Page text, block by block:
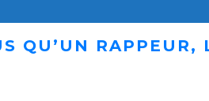
QU’UN RAPPEUR,